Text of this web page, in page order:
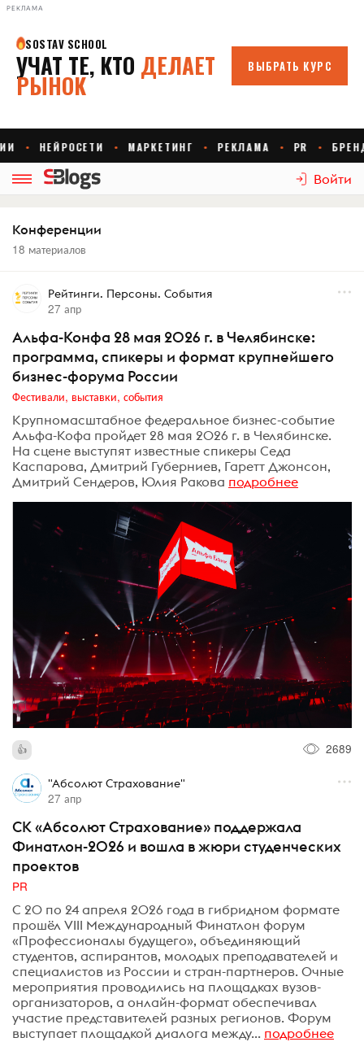
РЕКЛАМА
Войти
Конференции
18 материалов
Рейтинги. Персоны. События
27 апр
Альфа-Конфа 28 мая 2026 г. в Челябинске:
программа, спикеры и формат крупнейшего
бизнес-форума России
Фестивали, выставки, события
Крупномасштабное федеральное бизнес-событие
Альфа-Кофа пройдет 28 мая 2026 г. в Челябинске.
На сцене выступят известные спикеры Седа
Каспарова, Дмитрий Губерниев, Гаретт Джонсон,
Дмитрий Сендеров, Юлия Ракова подробнее
2689
"Абсолют Страхование"
27 апр
СК «Абсолют Страхование» поддержала
Финатлон-2026 и вошла в жюри студенческих
проектов
PR
С 20 по 24 апреля 2026 года в гибридном формате
прошёл VIII Международный Финатлон форум
«Профессионалы будущего», объединяющий
студентов, аспирантов, молодых преподавателей и
специалистов из России и стран-партнеров. Очные
мероприятия проводились на площадках вузов-
организаторов, а онлайн-формат обеспечивал
участие представителей разных регионов. Форум
выступает площадкой диалога между... подробнее